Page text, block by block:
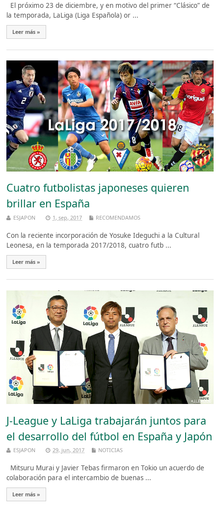
El próximo 23 de diciembre, y en motivo del primer “Clásico” de
la temporada, LaLiga (Liga Española) or ...
Leer más »
Cuatro futbolistas japoneses quieren
brillar en España
ESJAPON 1, sep, 2017 RECOMENDAMOS
Con la reciente incorporación de Yosuke Ideguchi a la Cultural
Leonesa, en la temporada 2017/2018, cuatro futb ...
Leer más »
J-League y LaLiga trabajarán juntos para
el desarrollo del fútbol en España y Japón
ESJAPON 29, jun, 2017 NOTICIAS
Mitsuru Murai y Javier Tebas firmaron en Tokio un acuerdo de
colaboración para el intercambio de buenas ...
Leer más »